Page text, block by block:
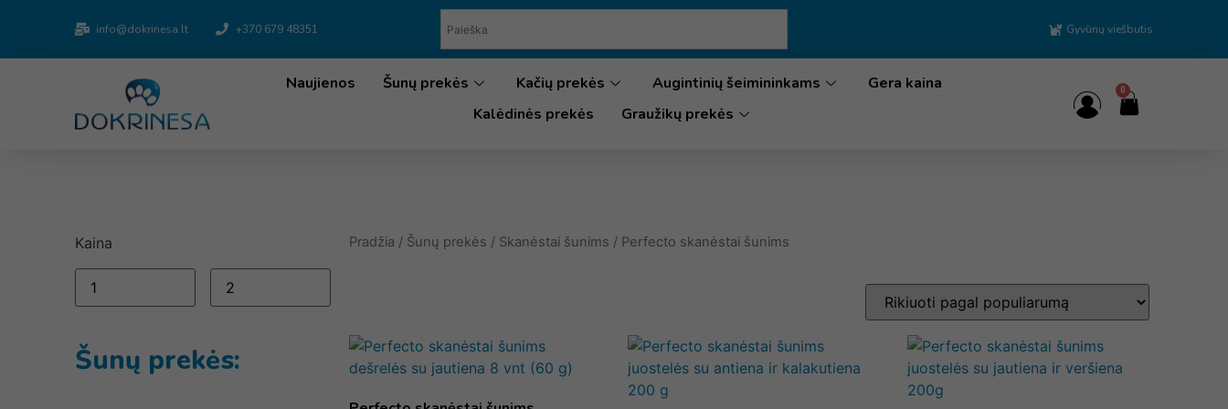
info@dokrinesa.lt +370 679 48351 Gyvūnų viešbutis
Naujienos Šunų prekės Kačių prekės Augintinių šeimininkams
Gera kaina
Kalėdinės prekės
Graužikų prekės
0
Kaina
Šunų prekės:
Pradžia / Šunų prekės / Skanėstai šunims / Perfecto skanėstai šunims